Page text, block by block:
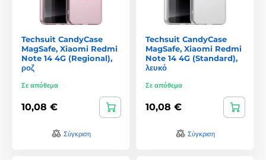
Techsuit CandyCase
MagSafe, Xiaomi Redmi
Note 14 4G (Regional),
ροζ
Σε απόθεμα
10,08 €
Σύγκριση
Techsuit CandyCase
MagSafe, Xiaomi Redmi
Note 14 4G (Standard),
λευκό
Σε απόθεμα
10,08 €
Σύγκριση